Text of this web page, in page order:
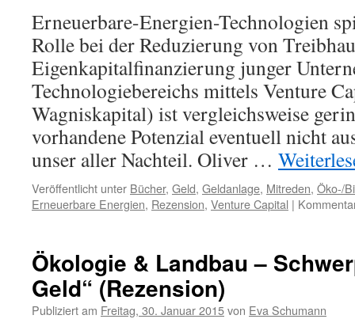
Erneuerbare-Energien-Technologien
Rolle bei der Reduzierung von
Eigenkapitalfinanzierung junger
Technologiebereichs mittels Venture
Wagniskapital) ist vergleichsweise
vorhandene Potenzial eventuell nicht
unser aller Nachteil. Oliver …
Veröffentlicht unter Bücher, Geld, Geldanlage, Mitreden, Öko-/
Erneuerbare Energien, Rezension, Venture Capital |
Ökologie & Landbau –
Geld“ (Rezension)
Publiziert am Freitag, 30. Januar 2015von Eva Schumann